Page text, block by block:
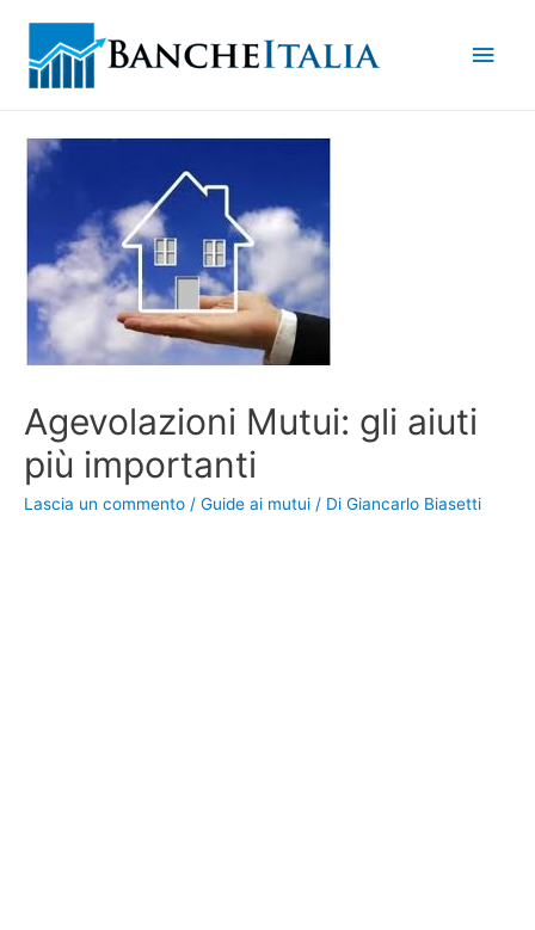
Agevolazioni Mutui: gli aiuti
più importanti
Lascia un commento / Guide ai mutui / Di Giancarlo Biasetti